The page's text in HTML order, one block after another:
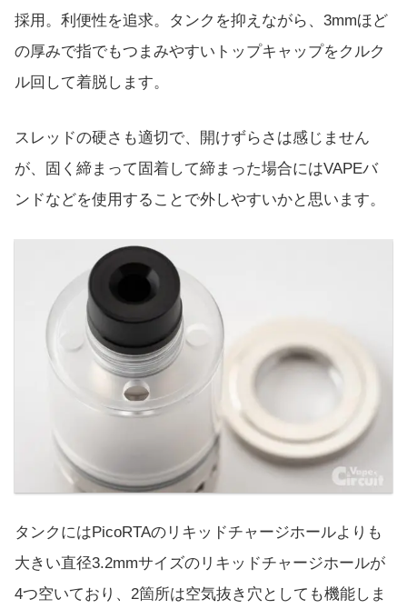
採用。利便性を追求。タンクを抑えながら、3mmほど
の厚みで指でもつまみやすいトップキャップをクルク
ル回して着脱します。
スレッドの硬さも適切で、開けずらさは感じません
が、固く締まって固着して締まった場合にはVAPEバ
ンドなどを使用することで外しやすいかと思います。
タンクにはPicoRTAのリキッドチャージホールよりも
大きい直径3.2mmサイズのリキッドチャージホールが
4つ空いており、2箇所は空気抜き穴としても機能しま